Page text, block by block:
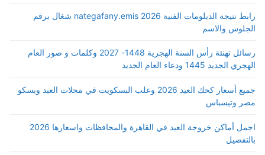
رابط نتيجة الدبلومات الفنية 2026 nategafany.emis شغال برقم
الجلوس والاسم
رسائل تهنئة رأس السنة الهجرية 1448- 2027 وكلمات و صور العام
الهجري الجديد 1445 ودعاء العام الجديد
جميع أسعار كحك العيد 2026 وعلب البسكويت في محلات العبد وبسكو
مصر وتيسباس
اجمل أماكن خروجة العيد في القاهرة والمحافظات واسعارها 2026
بالتفصيل